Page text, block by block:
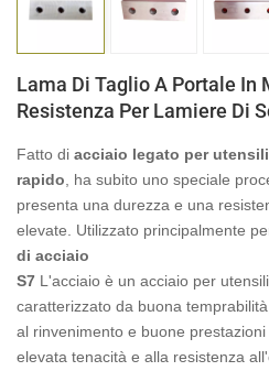
Lama Di Taglio A Portale In
Resistenza Per Lamiere Di
Fatto di acciaio legato per
rapido , ha subito uno speciale
presenta una durezza e una
elevate. Utilizzato principalmente
di acciaio
S7 L'acciaio è un acciaio per
caratterizzato da buona
al rinvenimento e buone
elevata tenacità e alla resistenza